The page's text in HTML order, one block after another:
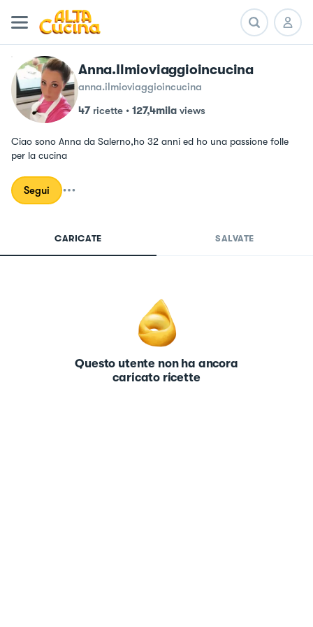
Anna.ilmioviaggioincucina
anna.ilmioviaggioincucina
47 ricette • 127,4mila views
Ciao sono Anna da Salerno,ho 32 anni ed ho una passione folle
per la cucina
Segui
CARICATE SALVATE
Questo utente non ha ancora
caricato ricette